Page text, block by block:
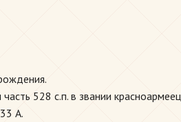
528 с.п. в звании
А.